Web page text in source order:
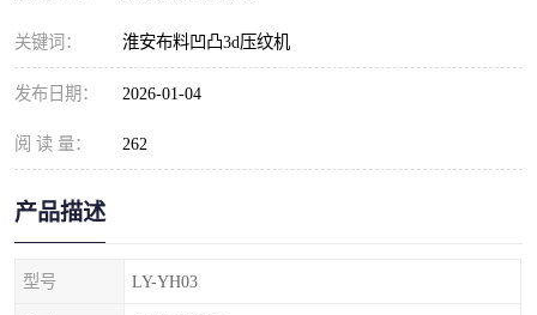
关键词： 淮安布料凹凸3d压纹机
发布日期： 2026-01-04
阅 读 量： 262
产品描述
型号 LY-YH03